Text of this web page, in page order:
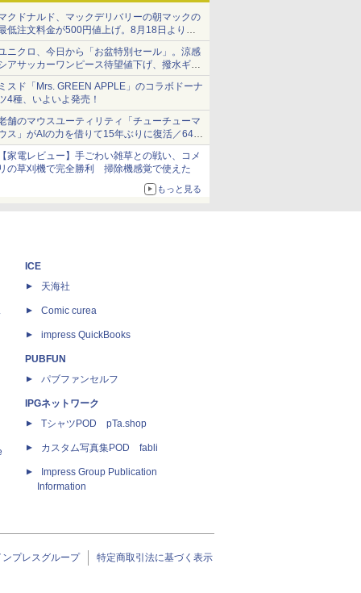
クドナルド、マックデリバリーの朝マックの
低注文料金が500円値上げ。8月18日より
円から受付
ニクロ、今日から「お盆特別セール」。涼感
アサッカーワンピース待望値下げ、撥水ギア
ョーツは1990円に
スド「Mrs. GREEN APPLE」のコラボドーナ
4種、いよいよ発売！
舗のマウスユーティリティ「チューチューマ
ス」がAIの力を借りて15年ぶりに復活／64bit
、Windows 10/11、「Chrome」も走り回
。復活記念で2026年末まで500円
家電レビュー】手ごわい雑草との戦い、コメ
の草刈機で完全勝利 掃除機感覚で使えた
もっと見る
ICE
天海社
Comic curea
impress QuickBooks
PUBFUN
パブファンセルフ
IPGネットワーク
TシャツPOD pTa.shop
カスタム写真集POD fabli
Impress Group Publication
Information
ンプレスグループ 特定商取引法に基づく表示